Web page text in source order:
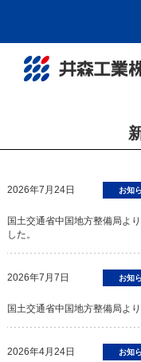
2026年7月24日 お知
国土交通省中国地方整備局よ
した。
2026年7月7日 お知
国土交通省中国地方整備局よ
2026年4月24日 お知